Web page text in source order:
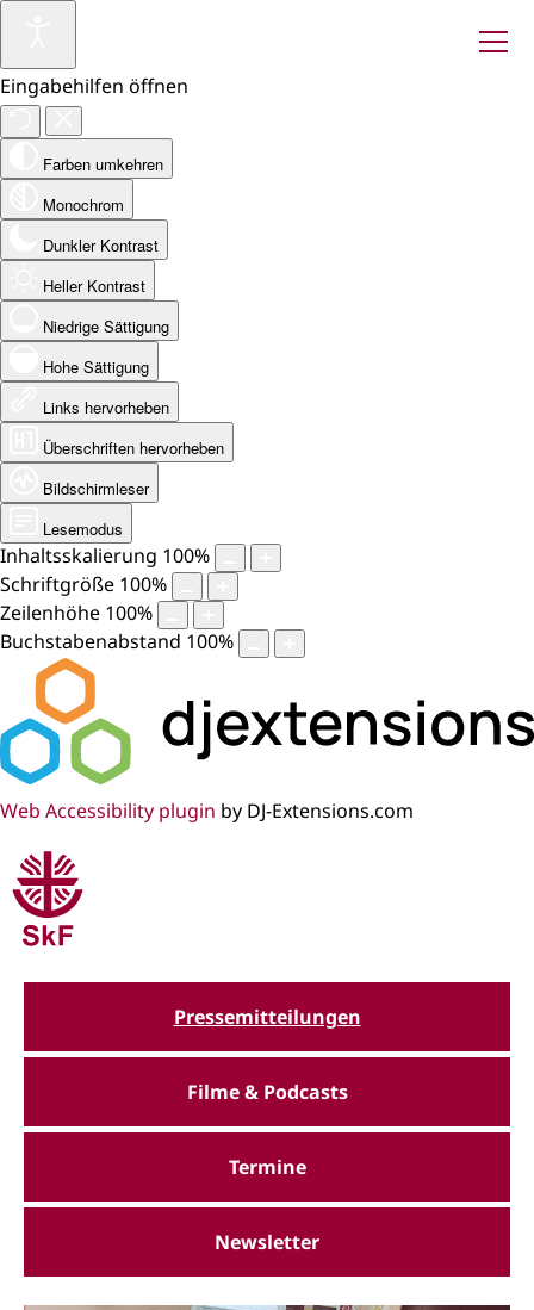
Eingabehilfen öffnen
Farben umkehren
Monochrom
Dunkler Kontrast
Heller Kontrast
Niedrige Sättigung
Hohe Sättigung
Links hervorheben
Überschriften hervorheben
Bildschirmleser
Lesemodus
Inhaltsskalierung 100%
Schriftgröße 100%
Zeilenhöhe 100%
Buchstabenabstand 100%
Web Accessibility plugin by DJ-Extensions.com
Pressemitteilungen
Filme & Podcasts
Termine
Newsletter